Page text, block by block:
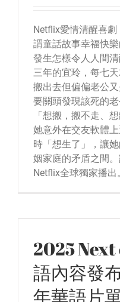
Netflix愛情清醒喜
謂童話故事幸福快
發生怎樣令人人間
三年的宜玲，每七
搬出去但偏偏老公
要關頭發現該死的
「想搬，搬不走、
她意外在交友軟體
時「想生了」，讓
姻家庭的矛盾之間
Netflix全球獨家播出
2025
語內容發
年華語片